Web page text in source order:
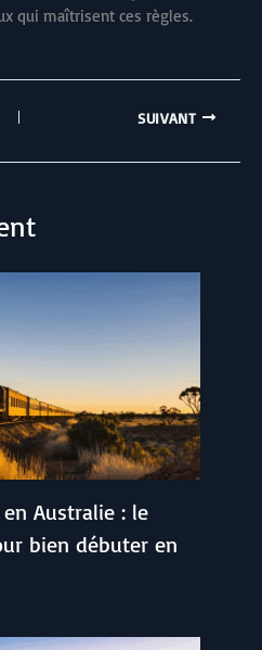
qui maîtrisent ces règles.
SUIVANT
Australie : le
bien débuter en